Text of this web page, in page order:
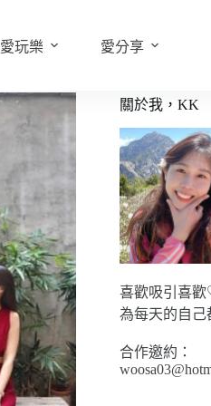
愛玩樂 愛分享
關於我，KK
喜歡吸引喜
為每天的自己
合作邀約：